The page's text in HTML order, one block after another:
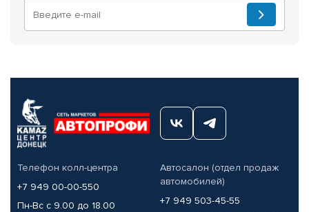
Телефон колл-центра
+7 949 00-00-550
Пн-Вс с 9.00 до 18.00
Автосалон (отдел продаж
автомобилей)
+7 949 503-45-55